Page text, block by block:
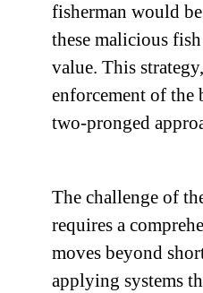
fisherman would
these malicious
value. This
enforcement of the
two-pronged
The challenge of
requires a
moves beyond
applying systems